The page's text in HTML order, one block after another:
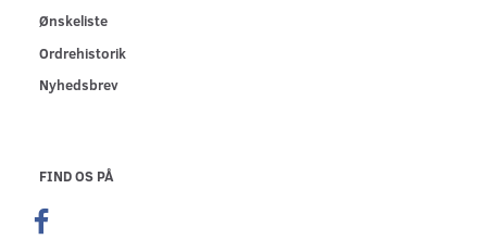
Ønskeliste
Ordrehistorik
Nyhedsbrev
FIND OS PÅ